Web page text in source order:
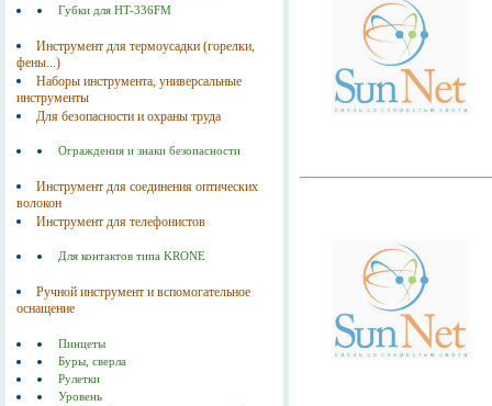
Губки для HT-336FM
Инструмент для термоусадки (горелки,
фены...)
Наборы инструмента, универсальные
инструменты
Для безопасности и охраны труда
Ограждения и знаки безопасности
Инструмент для соединения оптических
волокон
Инструмент для телефонистов
Для контактов типа KRONE
Ручной инструмент и вспомогательное
оснащение
Пинцеты
Буры, сверла
Рулетки
Уровень